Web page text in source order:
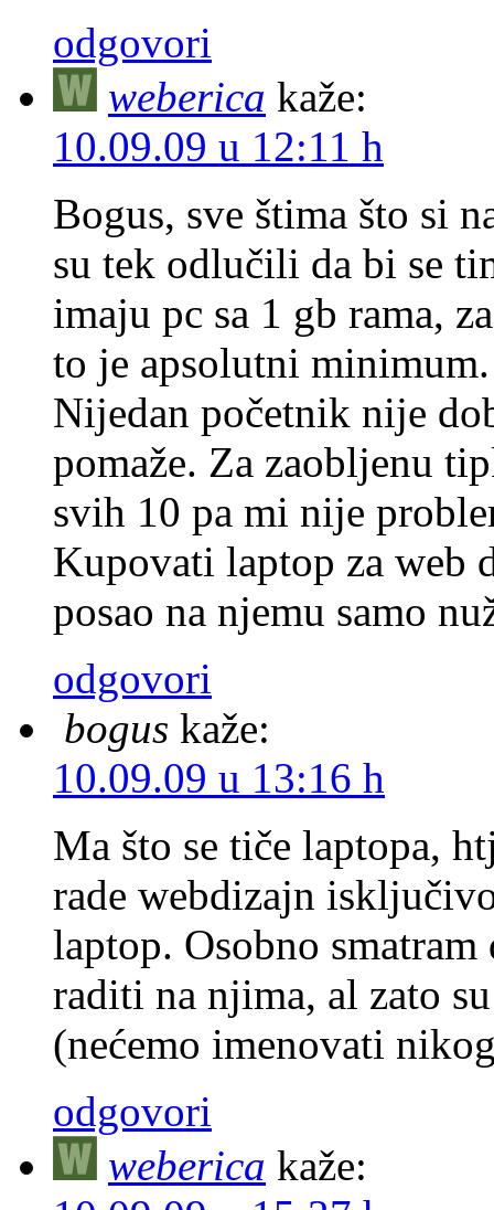
odgovori
weberica kaže:
10.09.09 u 12:11 h
Bogus, sve štima što si
su tek odlučili da bi se
imaju pc sa 1 gb rama,
to je apsolutni minimum.
Nijedan početnik nije
pomaže. Za zaobljenu
svih 10 pa mi nije
Kupovati laptop za web
posao na njemu samo
odgovori
bogus kaže:
10.09.09 u 13:16 h
Ma što se tiče laptopa,
rade webdizajn
laptop. Osobno
raditi na njima, al zato
(nećemo imenovati
odgovori
weberica kaže: